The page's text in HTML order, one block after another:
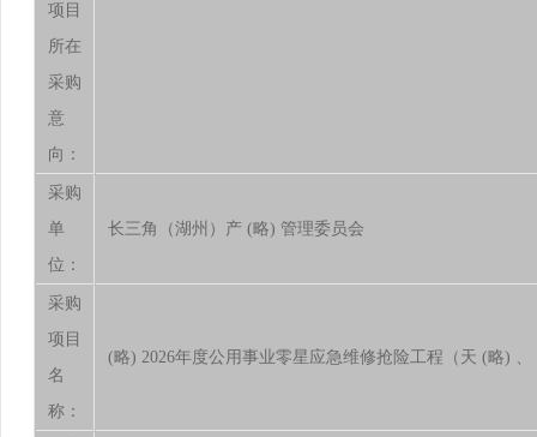
项目
所在
采购
意
向：
采购
单
位：
长三角（湖州）产 (略) 管理委员会
采购
项目
名
称：
(略) 2026年度公用事业零星应急维修抢险工程（天 (略)